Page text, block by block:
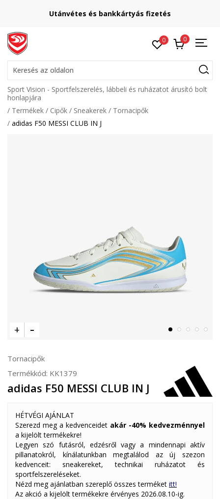
Utánvétes és bankkártyás fizetés
0 0
Keresés az oldalon
Sport Vision - Sportfelszerelés, lábbeli és ruházatot árusító bolt
honlapjára
Termékek
Cipők Sneakerek
Tornacipők
adidas F50 MESSI CLUB IN J
Tornacipők
Termékkód: KK1379
adidas F50 MESSI CLUB IN J
HÉTVÉGI AJÁNLAT
Szerezd meg a kedvenceidet akár -40% kedvezménnyel
a kijelölt termékekre!
Legyen szó futásról, edzésről vagy a mindennapi aktív
pillanatokról, kínálatunkban megtalálod az új szezon
kedvenceit: sneakereket, technikai ruházatot és
sportfelszereléseket.
Nézd meg ajánlatban szereplő összes terméket itt!
Az akció a kijelölt termékekre érvényes 2026.08.10-ig.